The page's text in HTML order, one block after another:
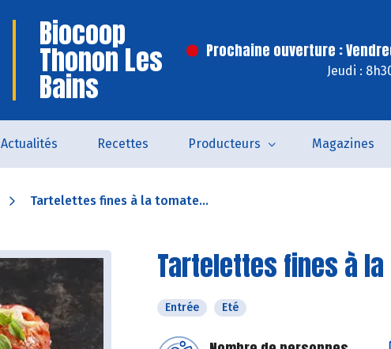
Biocoop
Thonon Les
Bains
Prochaine ouverture :
Jeudi :
Actualités Recettes Producteurs Magazines
Tartelettes fines à la tomate...
Tartelettes fines à
Entrée Eté